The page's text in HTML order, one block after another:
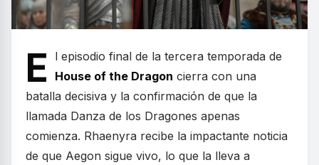
E
l episodio final de la tercera temporada de
House of the Dragon cierra con una
batalla decisiva y la confirmación de que la
llamada Danza de los Dragones apenas
comienza. Rhaenyra recibe la impactante noticia
de que Aegon sigue vivo, lo que la lleva a